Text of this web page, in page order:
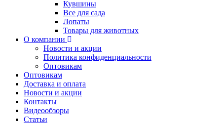
Кувшины
Все для сада
Лопаты
Товары для животных
О компании
Новости и акции
Политика конфиденциальности
Оптовикам
Оптовикам
Доставка и оплата
Новости и акции
Контакты
Видеообзоры
Статьи